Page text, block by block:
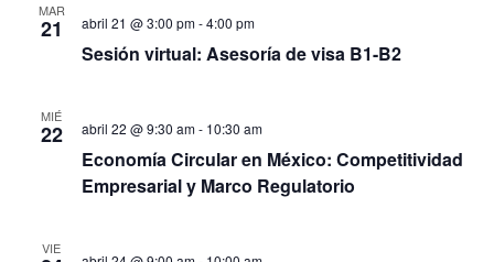
MAR
21 abril 21 @ 3:00 pm-4:00 pm
Sesión virtual: Asesoría de visa B1-B2
MIÉ
22 abril 22 @ 9:30 am- 10:30 am
Economía Circular en México: Competitividad
Empresarial y Marco Regulatorio
VIE